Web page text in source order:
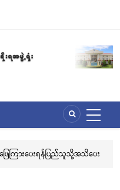
ေကြားပေးရန်ပြည်သူသို့အသိပေး